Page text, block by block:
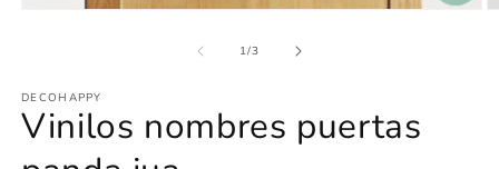
una
ventana
modal
1/de
3
DECOHAPPY
Vinilos nombres puertas